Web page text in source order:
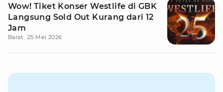
Wow! Tiket Konser Westlife di GBK
Langsung Sold Out Kurang dari 12
Jam
Barat 25 Mei 2026